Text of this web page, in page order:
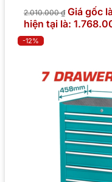
2.010.000₫ Giá gốc
hiện tại là:
-12%